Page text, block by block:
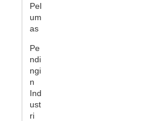
Pel
um
as
Pe
ndi
ngi
n
Ind
ust
ri